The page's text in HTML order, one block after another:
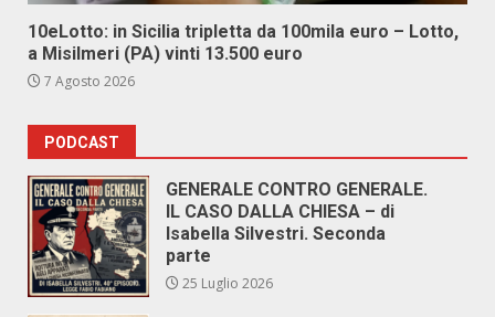
10eLotto: in Sicilia tripletta da 100mila euro – Lotto,
a Misilmeri (PA) vinti 13.500 euro
7 Agosto 2026
PODCAST
GENERALE CONTRO GENERALE.
IL CASO DALLA CHIESA – di
Isabella Silvestri. Seconda
parte
25 Luglio 2026